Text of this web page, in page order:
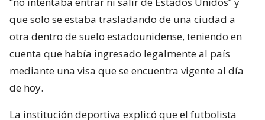
que solo se estaba trasladando de una ciudad a
otra dentro de suelo estadounidense, teniendo en
cuenta que había ingresado legalmente al país
mediante una visa que se encuentra vigente al día
de hoy.
La institución deportiva explicó que el futbolista